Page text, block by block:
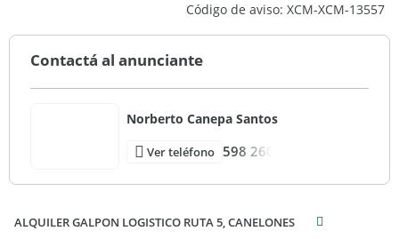
Código de aviso: XCM-XCM-13557
Contactá al anunciante
Norberto Canepa Santos
Ver teléfono 598 260
ALQUILER GALPON LOGISTICO RUTA 5, CANELONES